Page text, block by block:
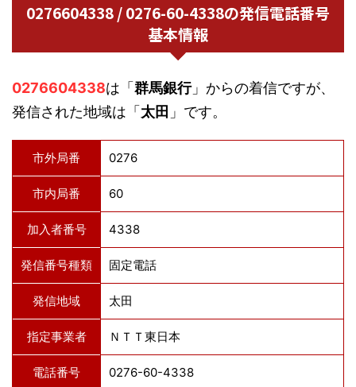
0276604338 / 0276-60-4338の発信電話番号
基本情報
0276604338は「 群馬銀行」からの着信ですが、
発信された地域は「 太田 」です。
市外局番 0276
市内局番 60
加入者番号 4338
発信番号種類 固定電話
発信地域 太田
指定事業者 ＮＴＴ東日本
電話番号 0276-60-4338